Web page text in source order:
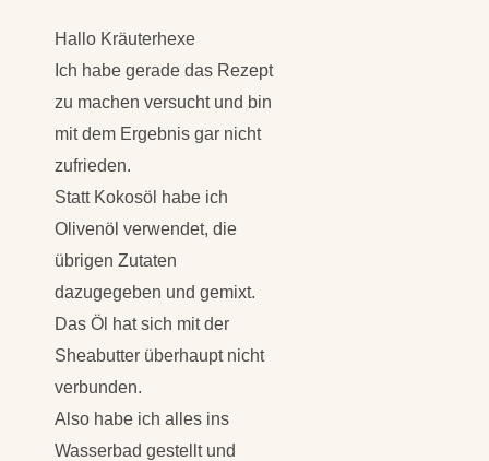
Hallo Kräuterhexe
Ich habe gerade das Rezept
zu machen versucht und bin
mit dem Ergebnis gar nicht
zufrieden.
Statt Kokosöl habe ich
Olivenöl verwendet, die
übrigen Zutaten
dazugegeben und gemixt.
Das Öl hat sich mit der
Sheabutter überhaupt nicht
verbunden.
Also habe ich alles ins
Wasserbad gestellt und